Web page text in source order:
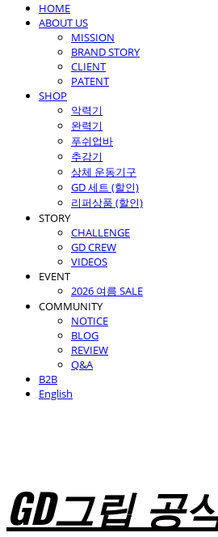
HOME
ABOUT US
MISSION
BRAND STORY
CLIENT
PATENT
SHOP
악력기
완력기
푸쉬업바
추감기
상체 운동기구
GD 세트 (할인)
리퍼상품 (할인)
STORY
CHALLENGE
GD CREW
VIDEOS
EVENT
2026 여름 SALE
COMMUNITY
NOTICE
BLOG
REVIEW
Q&A
B2B
English
GD그립 공